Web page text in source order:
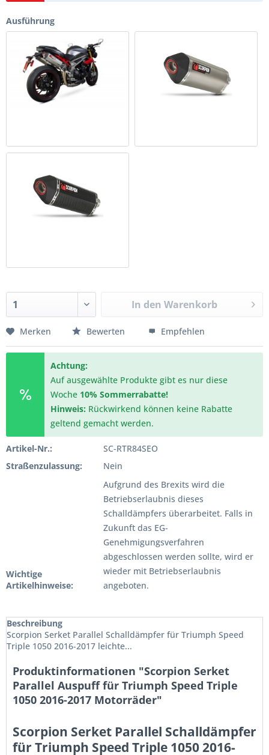
Ausführung
In den Warenkorb
Merken Bewerten Empfehlen
Achtung:
Auf ausgewählte Produkte gibt es nur diese
Woche 10% Sommerrabatte!
Hinweis: Rückwirkend können keine Rabatte
geltend gemacht werden.
Artikel-Nr.:
SC-RTR84SEO
Straßenzulassung:
Nein
Wichtige
Artikelhinweise:
Aufgrund des Brexits wird die
Betriebserlaubnis dieses
Schalldämpfers überarbeitet. Falls in
Zukunft das EG-
Genehmigungsverfahren
abgeschlossen werden sollte, wird er
wieder mit Betriebserlaubnis
angeboten.
Beschreibung
Scorpion Serket Parallel Schalldämpfer für Triumph Speed
Triple 1050 2016-2017 leichte...
Produktinformationen "Scorpion Serket
Parallel Auspuff für Triumph Speed Triple
1050 2016-2017 Motorräder"
Scorpion Serket Parallel Schalldämpfer
für Triumph Speed Triple 1050 2016-